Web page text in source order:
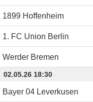
1899 Hoffenheim
1. FC Union Berlin
Werder Bremen
02.05.26 18:30
Bayer 04 Leverkusen